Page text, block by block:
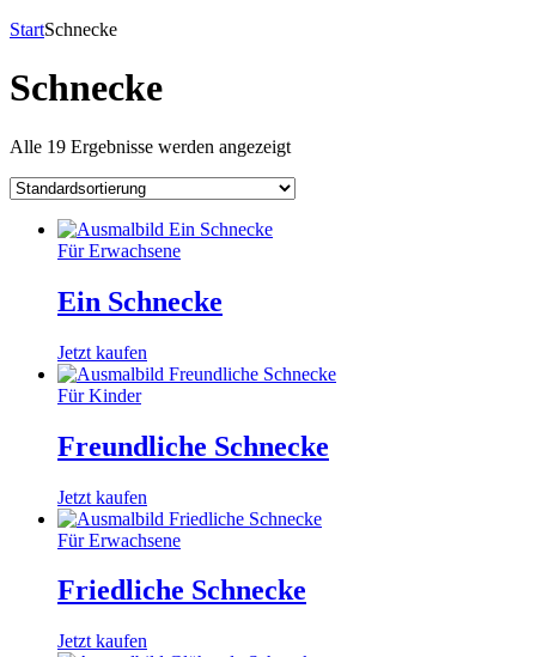
StartSchnecke
Schnecke
Alle 19 Ergebnisse werden angezeigt
Für Erwachsene
Ein Schnecke
Jetzt kaufen
Für Kinder
Freundliche Schnecke
Jetzt kaufen
Für Erwachsene
Friedliche Schnecke
Jetzt kaufen